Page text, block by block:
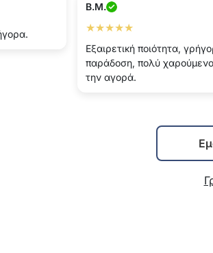
B.M.
★★★★★
Εξαιρετική ποιότητα,
παράδοση, πολύ
την αγορά.